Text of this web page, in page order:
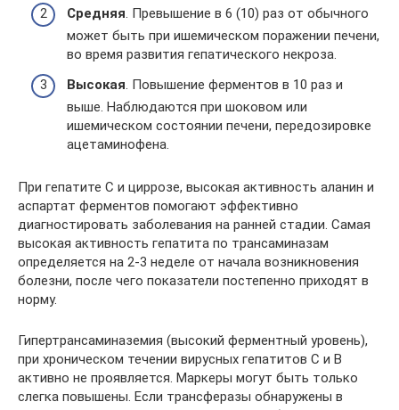
Средняя. Превышение в 6 (10) раз от обычного
может быть при ишемическом поражении печени,
во время развития гепатического некроза.
Высокая . Повышение ферментов в 10 раз и
выше. Наблюдаются при шоковом или
ишемическом состоянии печени, передозировке
ацетаминофена.
При гепатите С и циррозе, высокая активность аланин и
аспартат ферментов помогают эффективно
диагностировать заболевания на ранней стадии. Самая
высокая активность гепатита по трансаминазам
определяется на 2-3 неделе от начала возникновения
болезни, после чего показатели постепенно приходят в
норму.
Гипертрансаминаземия (высокий ферментный уровень),
при хроническом течении вирусных гепатитов С и В
активно не проявляется. Маркеры могут быть только
слегка повышены. Если трансферазы обнаружены в